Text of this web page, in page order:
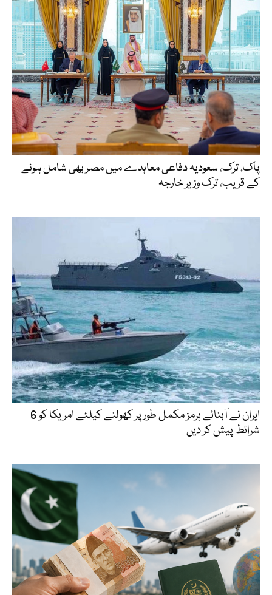
پاک، ترک، سعودیہ دفاعی معاہدے میں مصر بھی شامل ہونے
کے قریب، ترک وزیر خارجہ
ایران نے آبنائے ہرمز مکمل طور پر کھولنے کیلئے امریکا کو 6
شرائط پیش کر دیں